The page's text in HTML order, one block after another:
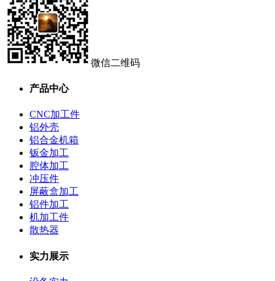
微信二维码
产品中心
CNC加工件
铝外壳
铝合金机箱
钣金加工
腔体加工
冲压件
屏蔽盒加工
铝件加工
机加工件
散热器
实力展示